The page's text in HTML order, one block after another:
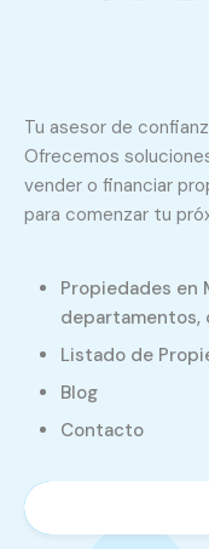
Tu asesor de
Ofrecemos
vender o financiar
para comenzar tu
Propiedades en
departamentos,
Listado de
Blog
Contacto